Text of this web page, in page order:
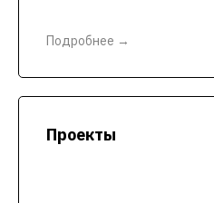
Подробнее →
Проекты